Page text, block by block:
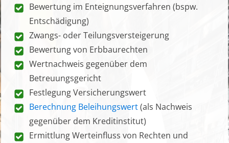
Bewertung im Enteignungsverfahren (bspw.
Entschädigung)
Zwangs- oder Teilungsversteigerung
Bewertung von Erbbaurechten
Wertnachweis gegenüber dem
Betreuungsgericht
Festlegung Versicherungswert
Berechnung Beleihungswert(als Nachweis
gegenüber dem Kreditinstitut)
Ermittlung Werteinfluss von Rechten und